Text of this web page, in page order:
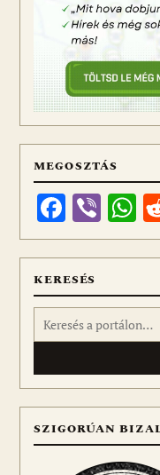
MEGOSZTÁS
KERESÉS
Keresés:
SZIGORÚAN